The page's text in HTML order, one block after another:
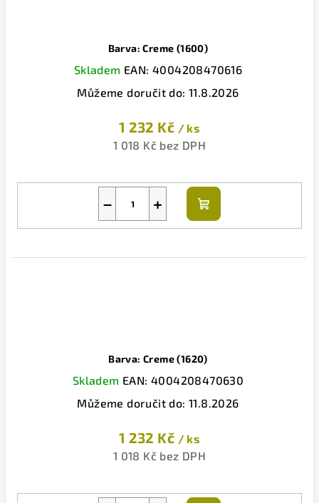
Barva: Creme (1600)
Skladem EAN: 4004208470616
Můžeme doručit do: 11.8.2026
1 232 Kč / ks
1 018 Kč bez DPH
+
−
Do
košíku
Barva: Creme (1620)
Skladem EAN: 4004208470630
Můžeme doručit do: 11.8.2026
1 232 Kč / ks
1 018 Kč bez DPH